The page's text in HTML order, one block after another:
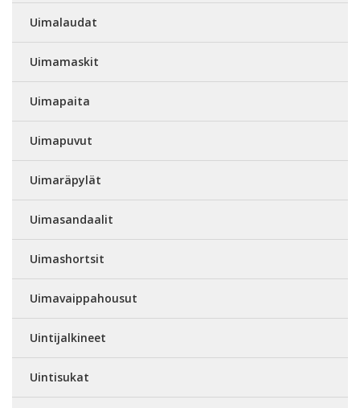
Uimalaudat
Uimamaskit
Uimapaita
Uimapuvut
Uimaräpylät
Uimasandaalit
Uimashortsit
Uimavaippahousut
Uintijalkineet
Uintisukat